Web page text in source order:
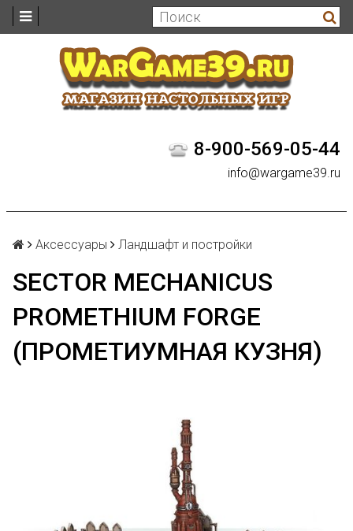
8-900-569-05-44
info@wargame39.ru
Аксессуары Ландшафт и постройки
SECTOR MECHANICUS
PROMETHIUM FORGE
(ПРОМЕТИУМНАЯ КУЗНЯ)